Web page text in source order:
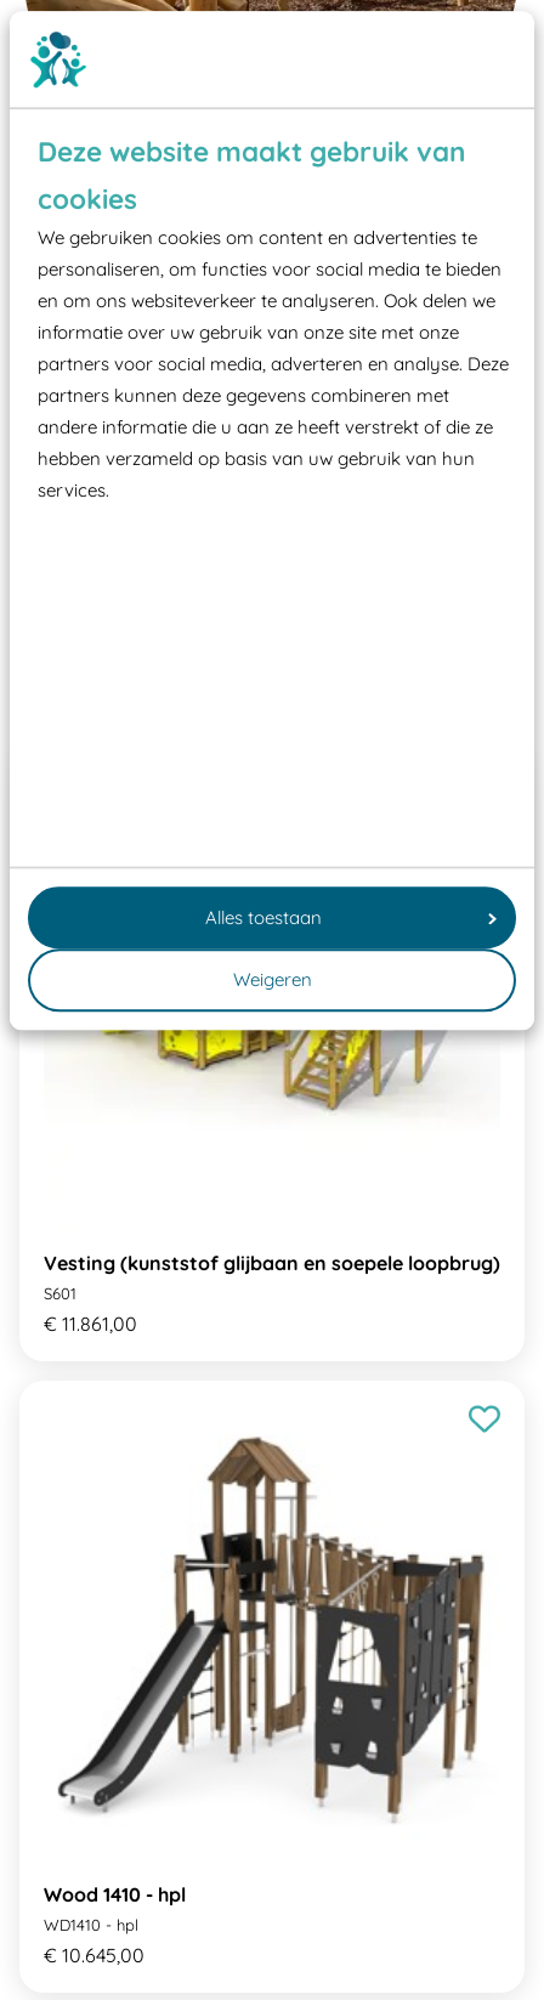
Deze website maakt gebruik van
cookies
We gebruiken cookies om content en advertenties te
personaliseren, om functies voor social media te bieden
en om ons websiteverkeer te analyseren. Ook delen we
informatie over uw gebruik van onze site met onze
partners voor social media, adverteren en analyse. Deze
partners kunnen deze gegevens combineren met
andere informatie die u aan ze heeft verstrekt of die ze
hebben verzameld op basis van uw gebruik van hun
services.
Alles toestaan
Weigeren
Wist je dat:
Vanaf een valhoogte van 1,5 meter een speciale
valondergrond onder speeltoestellen verplicht is
zoals kunstgras, rubber tegels of boomschors?
Elk speeltoestel in de openbare ruimte voorzien
moet zijn van een typekeuring, -plaatje en
certificering, uitgegeven door een Nederlands
aangewezen keuringsinstantie?
Vesting (kunststof glijbaan en soepele loopbrug)
S601
€ 11.861,00
Wood 1410 - hpl
WD1410 - hpl
€ 10.645,00